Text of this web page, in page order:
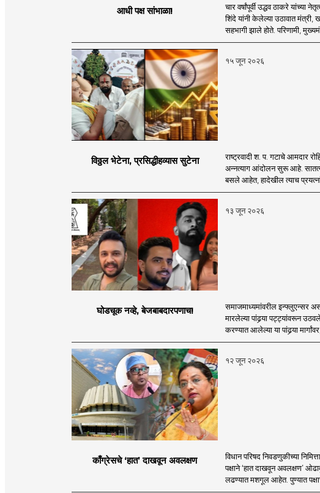
आधी पक्ष सांभाळा!
चार वर्षांपूर्वी उद्धव ठाकरे
शिंदे यांनी केलेल्या उठावात मंत्री,
सहभागी झाले होते. परिणामी,
१५ जून २०२६
विठ्ठल भेटेना, प्रसिद्धीहव्यास सुटेना
राष्ट्रवादी श. प. गटाचे आमदार
अन्नत्याग आंदोलन सुरू आहे.
बसले आहेत, हादेखील त्याच
१३ जून २०२६
घोडचूक नव्हे, बेजबाबदारपणाच!
समाजमाध्यमांवरील इन्फ्लुएन्सर
मारलेल्या पांढर्‍या पट्ट्यांवरून
करण्यात आलेल्या या पांढर्‍या मार्गांवर,
१२ जून २०२६
काँग्रेसचे ‘हात’ दाखवून अवलक्षण
विधान परिषद निवडणुकीच्या
पक्षाने ‘हात दाखवून अवलक्षण’
लढण्यात मशगूल आहेत. पुण्यात पक्षाचे